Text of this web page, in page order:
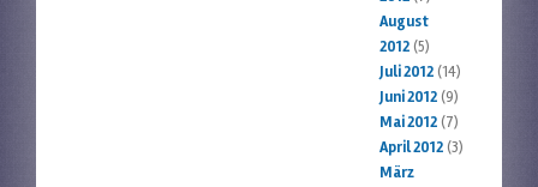
August
2012(5)
Juli 2012(14)
Juni 2012(9)
Mai 2012(7)
April 2012(3)
März